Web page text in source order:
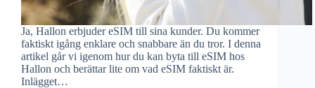
Ja, Hallon erbjuder eSIM till sina kunder. Du kommer
faktiskt igång enklare och snabbare än du tror. I denna
artikel går vi igenom hur du kan byta till eSIM hos
Hallon och berättar lite om vad eSIM faktiskt är.
Inlägget…